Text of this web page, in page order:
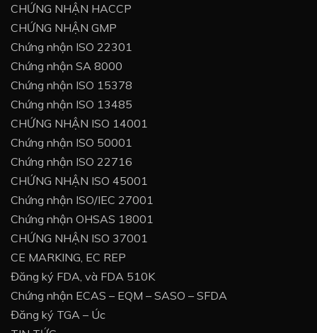
CHỨNG NHẬN HACCP
CHỨNG NHẬN GMP
Chứng nhận ISO 22301
Chứng nhận SA 8000
Chứng nhận ISO 15378
Chứng nhận ISO 13485
CHỨNG NHẬN ISO 14001
Chứng nhận ISO 50001
Chứng nhận ISO 22716
CHỨNG NHẬN ISO 45001
Chứng nhận ISO/IEC 27001
Chứng nhận OHSAS 18001
CHỨNG NHẬN ISO 37001
CE MARKING, EC REP
Đăng ký FDA, và FDA 510K
Chứng nhận ECAS – EQM – SASO – SFDA
Đăng ký TGA – Úc